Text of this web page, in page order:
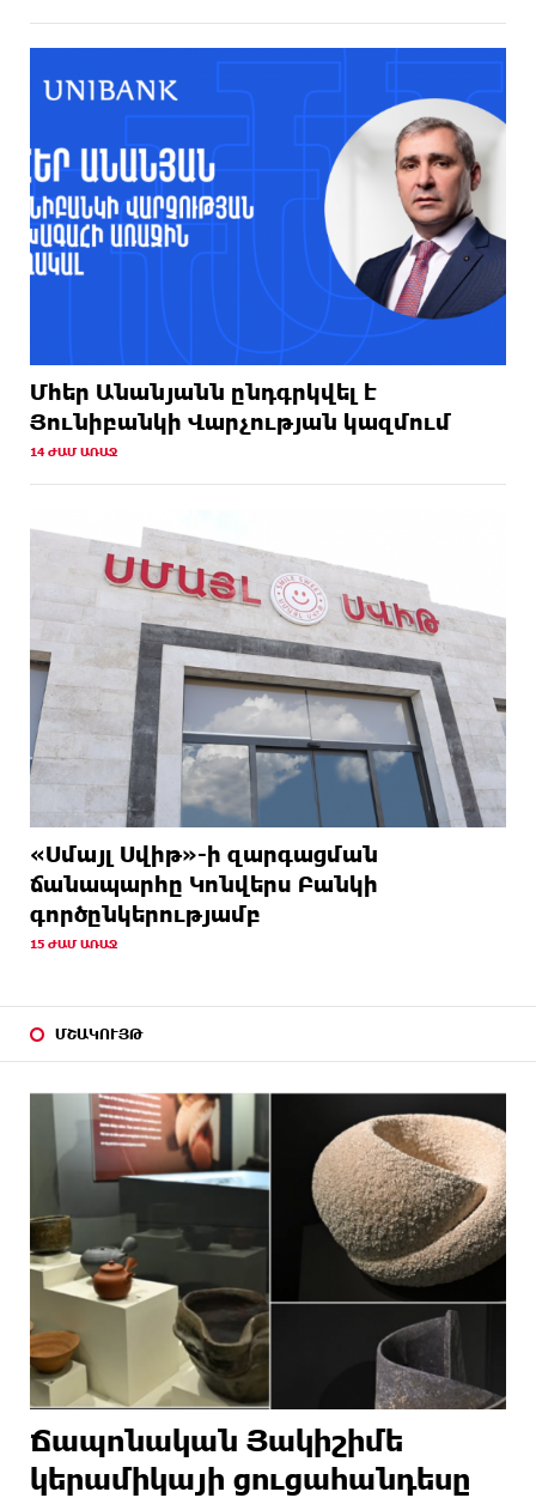
Մհեր Անանյանն ընդգրկվել է
Յունիբանկի Վարչության կազմում
14 ԺԱՄ ԱՌԱՋ
«Սմայլ Սվիթ»-ի զարգացման
ճանապարհը Կոնվերս Բանկի
գործընկերությամբ
15 ԺԱՄ ԱՌԱՋ
ՄՇԱԿՈՒՅԹ
Ճապոնական Յակիշիմե
կերամիկայի ցուցահանդեսը